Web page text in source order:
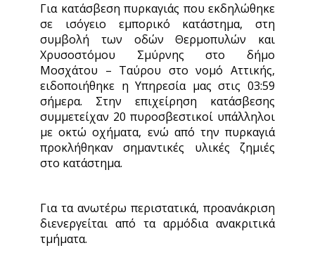
Για κατάσβεση πυρκαγιάς που εκδηλώθηκε
σε ισόγειο εμπορικό κατάστημα, στη
συμβολή των οδών Θερμοπυλών και
Χρυσοστόμου Σμύρνης στο δήμο
Μοσχάτου – Ταύρου στο νομό Αττικής,
ειδοποιήθηκε η Υπηρεσία μας στις 03:59
σήμερα. Στην επιχείρηση κατάσβεσης
συμμετείχαν 20 πυροσβεστικοί υπάλληλοι
με οκτώ οχήματα, ενώ από την πυρκαγιά
προκλήθηκαν σημαντικές υλικές ζημιές
στο κατάστημα.
Για τα ανωτέρω περιστατικά, προανάκριση
διενεργείται από τα αρμόδια ανακριτικά
τμήματα.